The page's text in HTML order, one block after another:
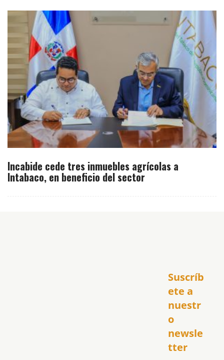
Incabide cede tres inmuebles agrícolas a
Intabaco, en beneficio del sector
Suscríb
ete a
nuestr
o
newsle
tter